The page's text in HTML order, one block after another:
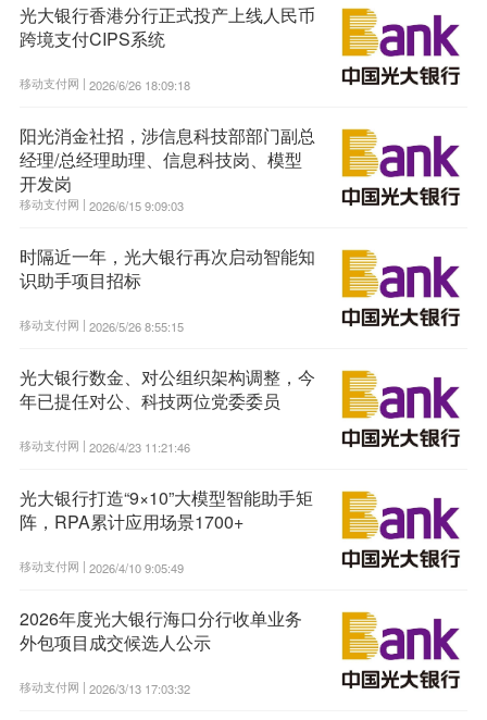
光大银行香港分行正式投产上线人民币
跨境支付CIPS系统
移动支付网 | 2026/6/26 18:09:18
阳光消金社招，涉信息科技部部门副总
经理/总经理助理、信息科技岗、模型
开发岗
移动支付网 | 2026/6/15 9:09:03
时隔近一年，光大银行再次启动智能知
识助手项目招标
移动支付网 | 2026/5/26 8:55:15
光大银行数金、对公组织架构调整，今
年已提任对公、科技两位党委委员
移动支付网 | 2026/4/23 11:21:46
光大银行打造“9×10”大模型智能助手矩
阵，RPA累计应用场景1700+
移动支付网 | 2026/4/10 9:05:49
2026年度光大银行海口分行收单业务
外包项目成交候选人公示
移动支付网 | 2026/3/13 17:03:32